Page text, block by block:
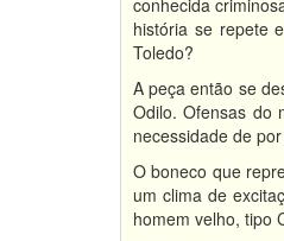
conhecida
história se repete
Toledo?
A peça então se
Odilo. Ofensas do
necessidade de
O boneco que
um clima de
homem velho, tipo